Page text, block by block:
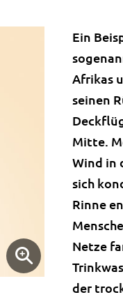
Ein
Afrikas
seinen
Mitte.
Wind in
sich
Rinne
Netze
der